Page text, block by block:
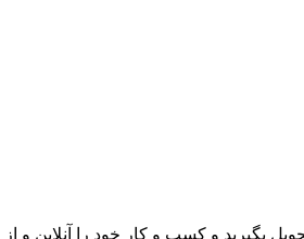
بگیرید و کسب و کار خود را آنلاین و